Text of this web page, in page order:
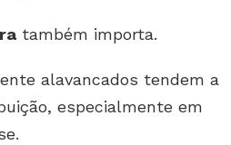
também importa.
alavancados tendem a
especialmente em